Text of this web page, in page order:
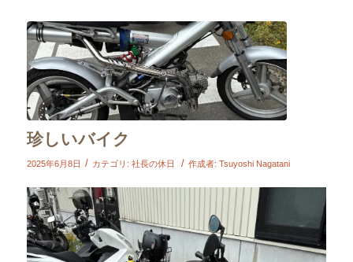
珍しいバイク
2025年6月8日 / カテゴリ: 社長の休日 / 作成者: Tsuyoshi Nagatani